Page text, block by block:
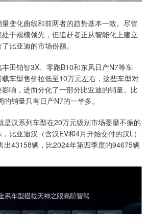
化曲线和前两者的趋势基本一致。尽管
于规模领先，但追赶者正从智能化上建立
比亚迪的市场份额。
铂智3X、零跑B10和东风日产N7等车
车型售价拉低至10万元左右，这些车型对
响，进而分化了一部分比亚迪的销量。比
销量只有日产N7的一半多。
汉系列车型在20万元级别市场萎靡不振的
比亚迪汉（含汉EV和4月开始交付的汉L）
出43158辆，比2024年第四季度的94675辆